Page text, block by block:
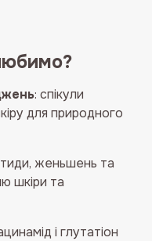
: спікули
для природного
женьшень та
шкіри та
і глутатіон